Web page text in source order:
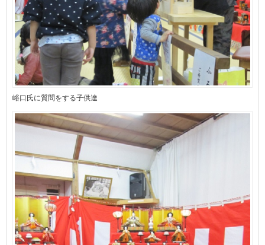
峪口氏に質問をする子供達